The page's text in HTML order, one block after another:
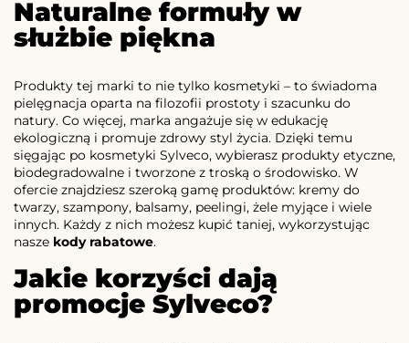
Naturalne formuły w
służbie piękna
Produkty tej marki to nie tylko kosmetyki – to świadoma
pielęgnacja oparta na filozofii prostoty i szacunku do
natury. Co więcej, marka angażuje się w edukację
ekologiczną i promuje zdrowy styl życia. Dzięki temu
sięgając po kosmetyki Sylveco, wybierasz produkty etyczne,
biodegradowalne i tworzone z troską o środowisko. W
ofercie znajdziesz szeroką gamę produktów: kremy do
twarzy, szampony, balsamy, peelingi, żele myjące i wiele
innych. Każdy z nich możesz kupić taniej, wykorzystując
nasze kody rabatowe.
Jakie korzyści dają
promocje Sylveco?